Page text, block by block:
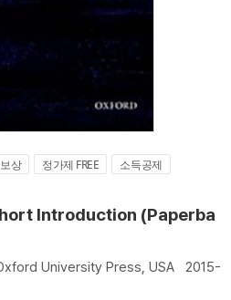
상 정가제 FREE
소득공제
Introduction (Paperba
University Press, USA 2015-